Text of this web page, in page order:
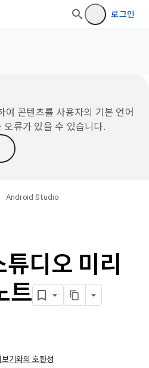
로그인
콘텐츠를 사용자의 기본 언어
류가 있을 수 있습니다.
Android Studio
디오 미리
트
기와의 호환성